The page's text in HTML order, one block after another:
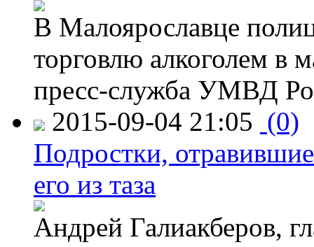
В Малоярославце
торговлю алкоголем в
пресс-служба УМВД
2015-09-04 21:05 (0)
Подростки,
его из таза
Андрей Галиакберов,